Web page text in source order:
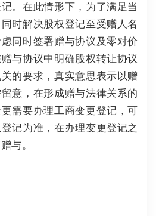
。在此情形下，为了满足当
时解决股权登记至受赠人名
同时签署赠与协议及零对价
与协议中明确股权转让协议
的要求，真实意思表示以赠
留意，在形成赠与法律关系的
需要办理工商变更登记，可
记为准，在办理变更登记之
与。